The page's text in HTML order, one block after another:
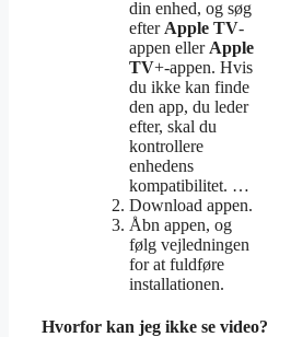
din enhed, og søg
efter Apple TV-
appen eller Apple
TV+-appen. Hvis
du ikke kan finde
den app, du leder
efter, skal du
kontrollere
enhedens
kompatibilitet. …
Download appen.
Åbn appen, og
følg vejledningen
for at fuldføre
installationen.
Hvorfor kan jeg ikke se video?